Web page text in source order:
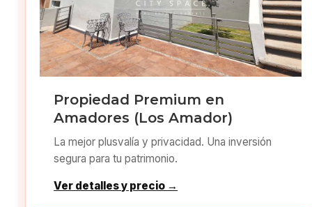
Propiedad Premium en
Amadores (Los Amador)
La mejor plusvalía y privacidad. Una inversión
segura para tu patrimonio.
Ver detalles y precio →